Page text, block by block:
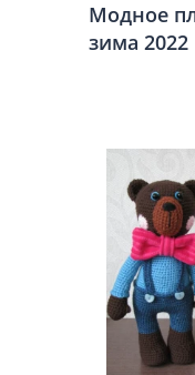
Модное
зима 2022